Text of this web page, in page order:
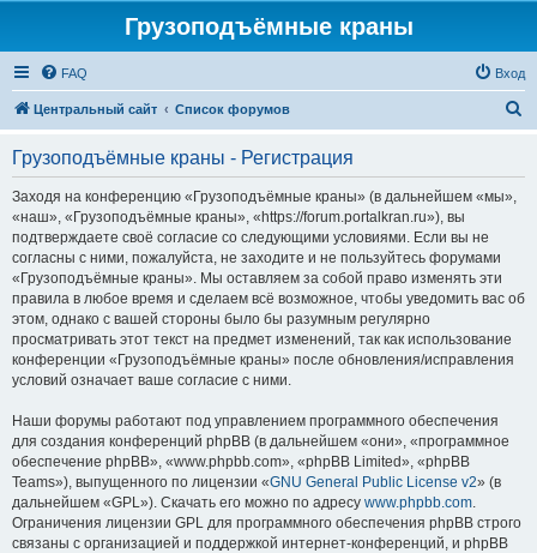
Грузоподъёмные краны
FAQ Вход
Центральный сайт Список форумов
Грузоподъёмные краны - Регистрация
Заходя на конференцию «Грузоподъёмные краны» (в дальнейшем «мы»,
«наш», «Грузоподъёмные краны», «https://forum.portalkran.ru»), вы
подтверждаете своё согласие со следующими условиями. Если вы не
согласны с ними, пожалуйста, не заходите и не пользуйтесь форумами
«Грузоподъёмные краны». Мы оставляем за собой право изменять эти
правила в любое время и сделаем всё возможное, чтобы уведомить вас об
этом, однако с вашей стороны было бы разумным регулярно
просматривать этот текст на предмет изменений, так как использование
конференции «Грузоподъёмные краны» после обновления/исправления
условий означает ваше согласие с ними.
Наши форумы работают под управлением программного обеспечения
для создания конференций phpBB (в дальнейшем «они», «программное
обеспечение phpBB», «www.phpbb.com», «phpBB Limited», «phpBB
Teams»), выпущенного по лицензии «GNU General Public License v2» (в
дальнейшем «GPL»). Скачать его можно по адресу www.phpbb.com.
Ограничения лицензии GPL для программного обеспечения phpBB строго
связаны с организацией и поддержкой интернет-конференций, и phpBB